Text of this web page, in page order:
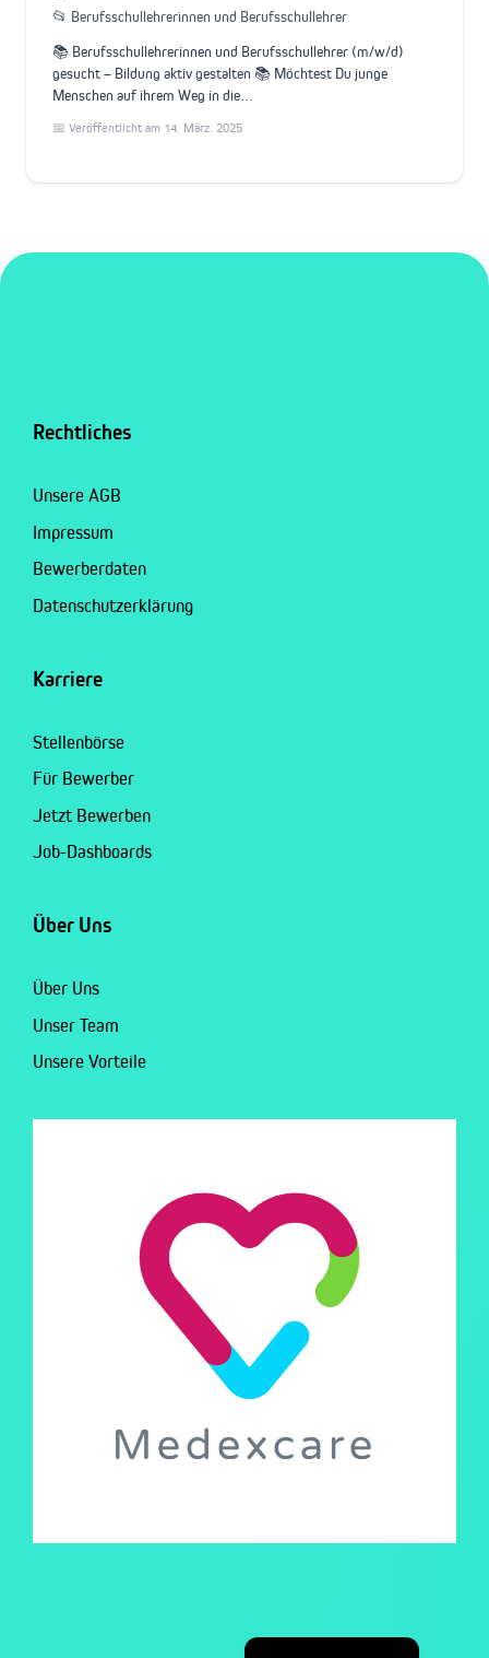
📂 Berufsschullehrerinnen und Berufsschullehrer
📚 Berufsschullehrerinnen und Berufsschullehrer (m/w/d)
gesucht – Bildung aktiv gestalten 📚 Möchtest Du junge
Menschen auf ihrem Weg in die…
📅 Veröffentlicht am 14. März. 2025
Rechtliches
Unsere AGB
Impressum
Bewerberdaten
Datenschutzerklärung
Karriere
Stellenbörse
Für Bewerber
Jetzt Bewerben
Job-Dashboards
Über Uns
Über Uns
Unser Team
Unsere Vorteile